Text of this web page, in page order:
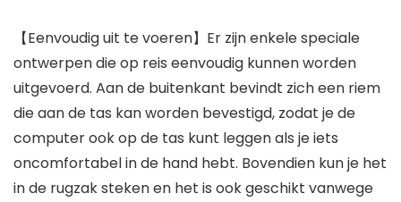
【Eenvoudig uit te voeren】Er zijn enkele speciale
ontwerpen die op reis eenvoudig kunnen worden
uitgevoerd. Aan de buitenkant bevindt zich een riem
die aan de tas kan worden bevestigd, zodat je de
computer ook op de tas kunt leggen als je iets
oncomfortabel in de hand hebt. Bovendien kun je het
in de rugzak steken en het is ook geschikt vanwege